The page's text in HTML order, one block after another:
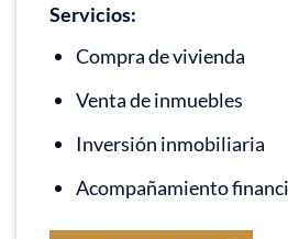
Servicios:
Compra de vivienda
Venta de inmuebles
Inversión inmobiliaria
Acompañamiento